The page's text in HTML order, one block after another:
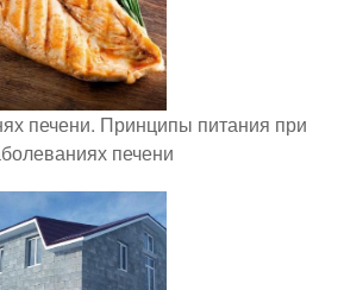
печени. Принципы питания при
печени